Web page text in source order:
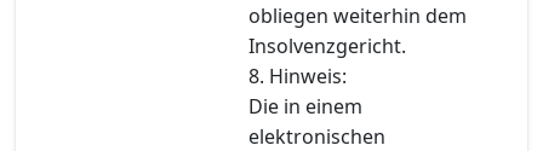
obliegen weiterhin dem
Insolvenzgericht.
8. Hinweis:
Die in einem
elektronischen